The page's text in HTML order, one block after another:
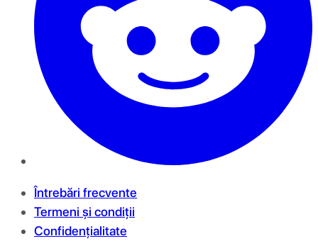
Întrebări frecvente
Termeni și condiții
Confidențialitate